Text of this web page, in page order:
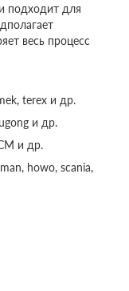
подходит для
весь процесс
terex и др.
и др.
и др.
howo, scania,